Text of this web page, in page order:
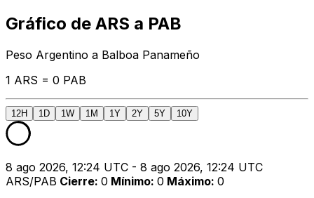
Gráfico de ARS a PAB
Peso Argentino a Balboa Panameño
1 ARS = 0 PAB
12H 1D 1W 1M 1Y 2Y 5Y 10Y
8 ago 2026, 12:24 UTC - 8 ago 2026, 12:24 UTC
ARS/PAB Cierre: 0 Mínimo: 0 Máximo: 0